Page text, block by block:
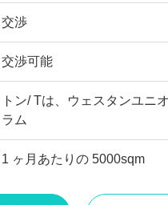
交渉
交渉可能
トン/ Tは、ウェスタンユニ
ラム
1 ヶ月あたりの 5000sqm